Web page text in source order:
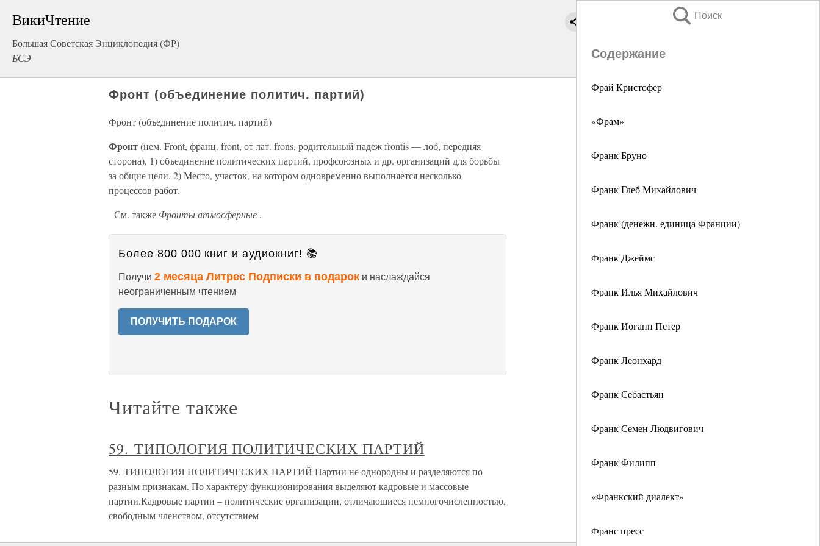
ВикиЧтение
Большая Советская Энциклопедия (ФР)
БСЭ
Поиск
Содержание
Фрай Кристофер
«Фрам»
Франк Бруно
Франк Глеб Михайлович
Франк (денежн. единица Франции)
Франк Джеймс
Франк Илья Михайлович
Франк Иоганн Петер
Франк Леонхард
Франк Себастьян
Франк Семен Людвигович
Франк Филипп
«Франкский диалект»
Франс пресс
Фронт (объединение политич. партий)
Фронт (объединение политич. партий)
Фронт(нем. Front, франц. front, от лат. frons, родительный падеж frontis — лоб, передняя
сторона), 1) объединение политических партий, профсоюзных и др. организаций для борьбы
за общие цели. 2) Место, участок, на котором одновременно выполняется несколько
процессов работ.
См. также Фронты атмосферные .
Более 800 000 книг и аудиокниг! 📚
Получи 2 месяца Литрес Подписки в подарок и наслаждайся
неограниченным чтением
ПОЛУЧИТЬ ПОДАРОК
Читайте также
59. ТИПОЛОГИЯ ПОЛИТИЧЕСКИХ ПАРТИЙ
59. ТИПОЛОГИЯ ПОЛИТИЧЕСКИХ ПАРТИЙ Партии не однородны и разделяются по
разным признакам. По характеру функционирования выделяют кадровые и массовые
партии.Кадровые партии – политические организации, отличающиеся немногочисленностью,
свободным членством, отсутствием